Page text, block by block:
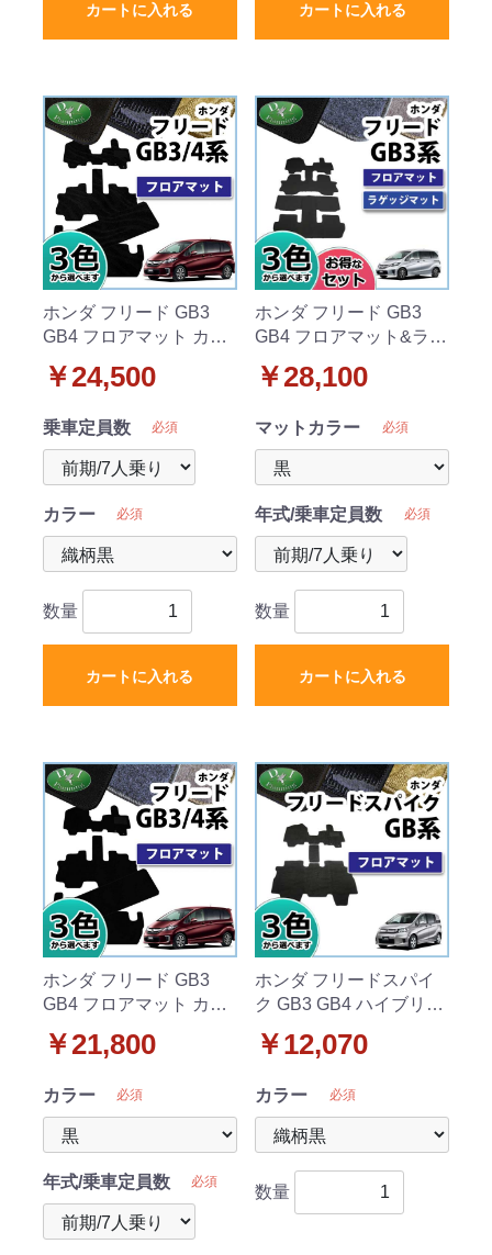
カートに入れる カートに入れる
ホンダ フリード GB3
GB4 フロアマット カー
外新品
￥24,500
乗車定員数 必須
カラー 必須
数量
カートに入れる
ホンダ フリード GB3
GB4 フロアマット&ラゲ
シリーズ 社外新品
￥28,100
マットカラー 必須
年式/乗車定員数 必須
数量
カートに入れる
ホンダ フリード GB3
GB4 フロアマット カー
新品
￥21,800
カラー 必須
年式/乗車定員数 必須
ホンダ フリードスパイ
ク GB3 GB4 ハイブリッ
ーマット 織柄シリーズ
￥12,070
カラー 必須
数量